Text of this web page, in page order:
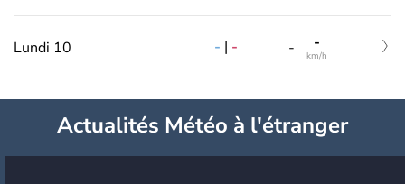
Lundi 10 - | - - -
km/h
Actualités Météo à l'étranger